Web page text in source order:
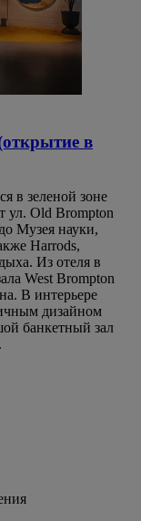
в
в зеленой зоне
ул. Old Brompton
Музея науки,
Harrods,
Из отеля в
West Brompton
В интерьере
дизайном
банкетный зал